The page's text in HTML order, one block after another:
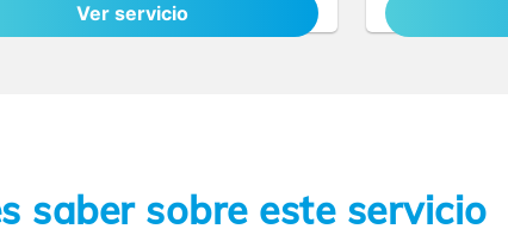
Ver servicio
saber sobre este servicio